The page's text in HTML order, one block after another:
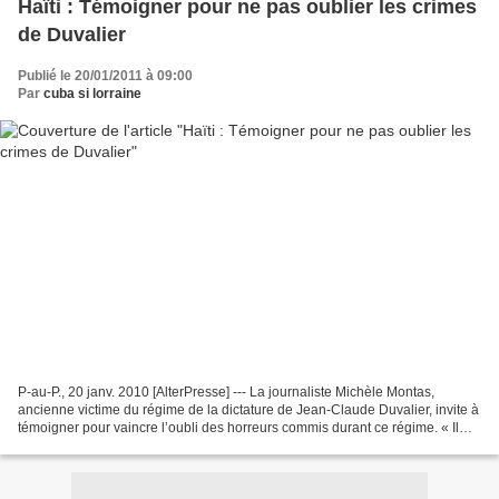
Haïti : Témoigner pour ne pas oublier les crimes
de Duvalier
Publié le 20/01/2011 à 09:00
Par cuba si lorraine
P-au-P., 20 janv. 2010 [AlterPresse] --- La journaliste Michèle Montas,
ancienne victime du régime de la dictature de Jean-Claude Duvalier, invite à
témoigner pour vaincre l’oubli des horreurs commis durant ce régime. « Il